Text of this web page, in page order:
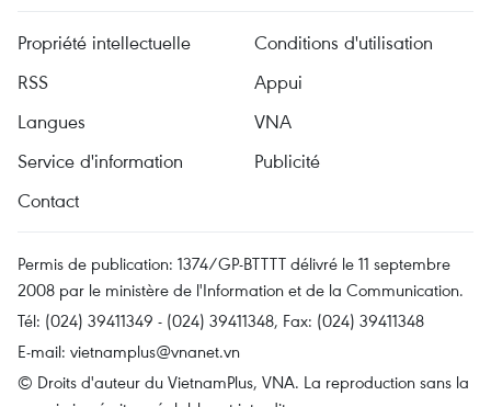
Propriété intellectuelle
Conditions d'utilisation
RSS
Appui
Langues
VNA
Service d'information
Publicité
Contact
Permis de publication: 1374/GP-BTTTT délivré le 11 septembre
2008 par le ministère de l'Information et de la Communication.
Tél: (024) 39411349 - (024) 39411348, Fax: (024) 39411348
E-mail: vietnamplus@vnanet.vn
© Droits d'auteur du VietnamPlus, VNA. La reproduction sans la